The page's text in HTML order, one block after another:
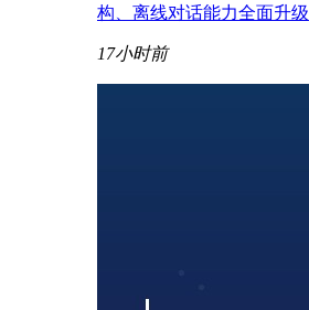
构、离线对话能力全面升级
17小时前